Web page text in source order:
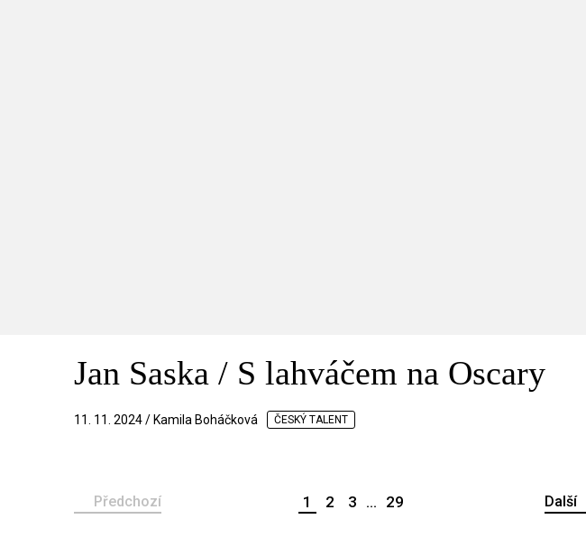
Jan Saska / S lahváčem na Oscary
11. 11. 2024 / Kamila Boháčková ČESKÝ TALENT
Předchozí 1 2 3 ... 29 Další